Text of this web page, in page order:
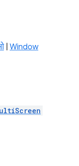
| Window